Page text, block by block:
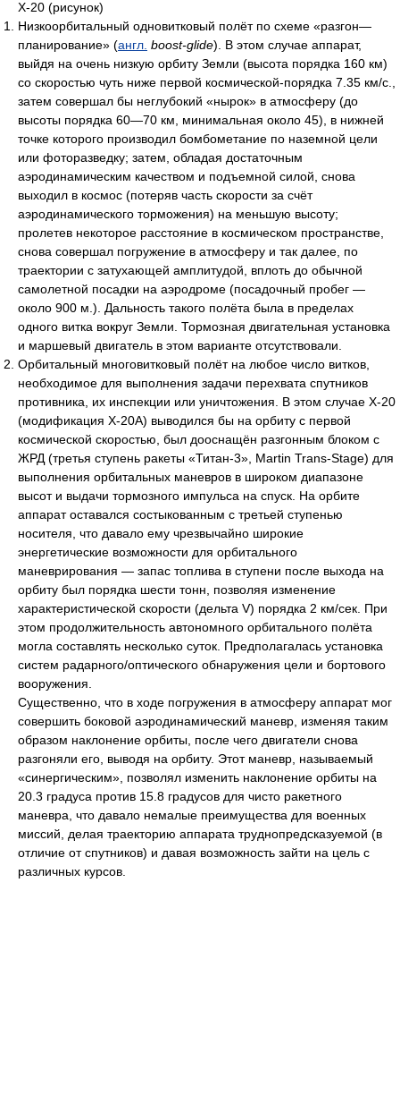
Х-20 (рисунок)
Низкоорбитальный одновитковый полёт по схеме «разгон—
планирование» (англ. boost-glide). В этом случае аппарат,
выйдя на очень низкую орбиту Земли (высота порядка 160 км)
со скоростью чуть ниже первой космической-порядка 7.35 км/с.,
затем совершал бы неглубокий «нырок» в атмосферу (до
высоты порядка 60—70 км, минимальная около 45), в нижней
точке которого производил бомбометание по наземной цели
или фоторазведку; затем, обладая достаточным
аэродинамическим качеством и подъемной силой, снова
выходил в космос (потеряв часть скорости за счёт
аэродинамического торможения) на меньшую высоту;
пролетев некоторое расстояние в космическом пространстве,
снова совершал погружение в атмосферу и так далее, по
траектории с затухающей амплитудой, вплоть до обычной
самолетной посадки на аэродроме (посадочный пробег —
около 900 м.). Дальность такого полёта была в пределах
одного витка вокруг Земли. Тормозная двигательная установка
и маршевый двигатель в этом варианте отсутствовали.
Орбитальный многовитковый полёт на любое число витков,
необходимое для выполнения задачи перехвата спутников
противника, их инспекции или уничтожения. В этом случае Х-20
(модификация Х-20А) выводился бы на орбиту с первой
космической скоростью, был дооснащён разгонным блоком с
ЖРД (третья ступень ракеты «Титан-3», Martin Trans-Stage) для
выполнения орбитальных маневров в широком диапазоне
высот и выдачи тормозного импульса на спуск. На орбите
аппарат оставался состыкованным с третьей ступенью
носителя, что давало ему чрезвычайно широкие
энергетические возможности для орбитального
маневрирования — запас топлива в ступени после выхода на
орбиту был порядка шести тонн, позволяя изменение
характеристической скорости (дельта V) порядка 2 км/сек. При
этом продолжительность автономного орбитального полёта
могла составлять несколько суток. Предполагалась установка
систем радарного/оптического обнаружения цели и бортового
вооружения.
Существенно, что в ходе погружения в атмосферу аппарат мог
совершить боковой аэродинамический маневр, изменяя таким
образом наклонение орбиты, после чего двигатели снова
разгоняли его, выводя на орбиту. Этот маневр, называемый
«синергическим», позволял изменить наклонение орбиты на
20.3 градуса против 15.8 градусов для чисто ракетного
маневра, что давало немалые преимущества для военных
миссий, делая траекторию аппарата труднопредсказуемой (в
отличие от спутников) и давая возможность зайти на цель с
различных курсов.